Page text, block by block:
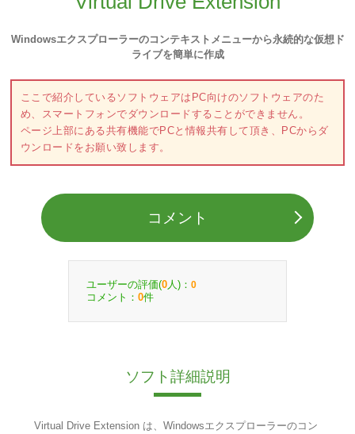
Windowsエクスプローラーのコンテキストメニューから永続的な仮想ド
ライブを簡単に作成
ここで紹介しているソフトウェアはPC向けのソフトウェアのた
め、スマートフォンでダウンロードすることができません。
ページ上部にある共有機能でPCと情報共有して頂き、PCからダ
ウンロードをお願い致します。
コメント
ユーザーの評価(0 人)： 0
コメント： 0件
ソフト詳細説明
Virtual Drive Extension は、Windowsエクスプローラーのコン